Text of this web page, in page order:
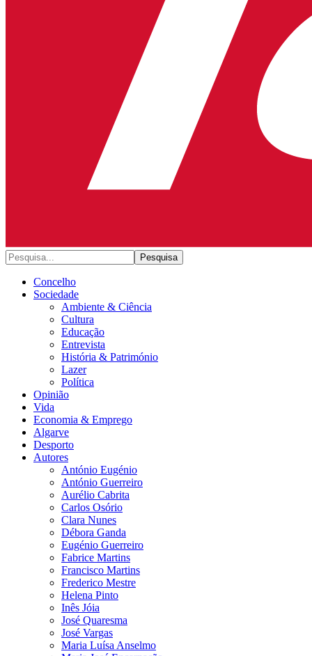
Concelho
Sociedade
Ambiente & Ciência
Cultura
Educação
Entrevista
História & Património
Lazer
Política
Opinião
Vida
Economia & Emprego
Algarve
Desporto
Autores
António Eugénio
António Guerreiro
Aurélio Cabrita
Carlos Osório
Clara Nunes
Débora Ganda
Eugénio Guerreiro
Fabrice Martins
Francisco Martins
Frederico Mestre
Helena Pinto
Inês Jóia
José Quaresma
José Vargas
Maria Luísa Anselmo